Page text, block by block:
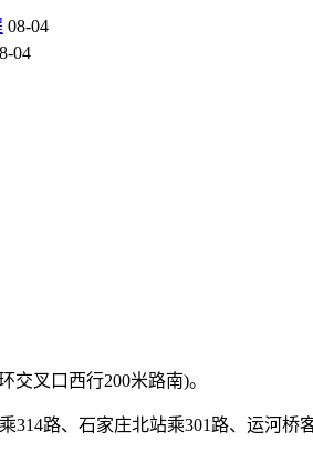
08-04
04
交叉口西行200米路南)。
314路、石家庄北站乘301路、运河桥